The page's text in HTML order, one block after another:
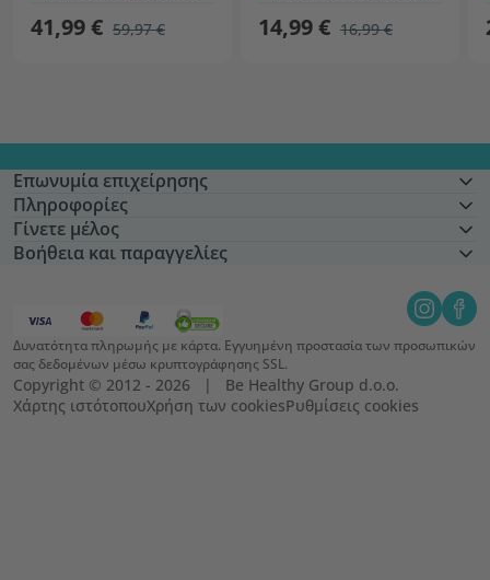
41,99 € 59,97 € 14,99 € 16,99 €
Επωνυμία επιχείρησης
Πληροφορίες
Γίνετε μέλος
Βοήθεια και παραγγελίες
Δυνατότητα πληρωμής με κάρτα. Εγγυημένη προστασία των προσωπικών
σας δεδομένων μέσω κρυπτογράφησης SSL.
Copyright © 2012 - 2026   |   Be Healthy Group d.o.o.
Χάρτης ιστότοπουΧρήση των cookiesΡυθμίσεις cookies